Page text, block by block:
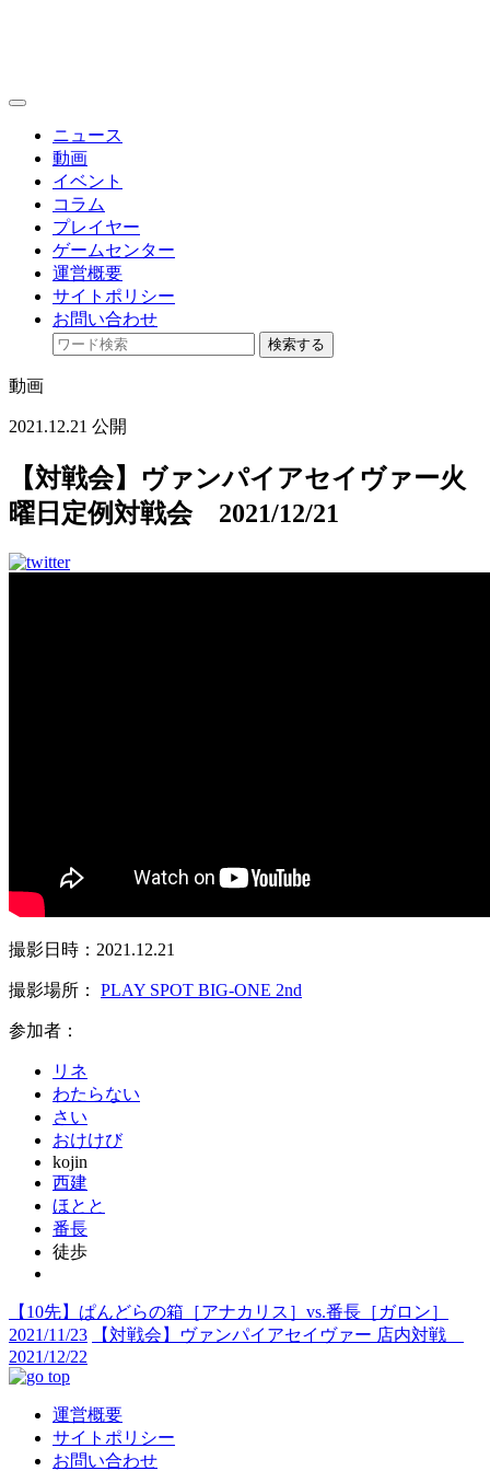
toggle
ニュース
動画
イベント
コラム
プレイヤー
ゲームセンター
運営概要
サイトポリシー
お問い合わせ
検索する
動画
2021.12.21 公開
【対戦会】ヴァンパイアセイヴァー火
曜日定例対戦会 2021/12/21
撮影日時：2021.12.21
撮影場所： PLAY SPOT BIG-ONE 2nd
参加者：
リネ
わたらない
さい
おけけび
kojin
西建
ほとと
番長
徒歩
【10先】ぱんどらの箱［アナカリス］vs.番長［ガロン］
2021/11/23
【対戦会】ヴァンパイアセイヴァー 店内対戦
2021/12/22
運営概要
サイトポリシー
お問い合わせ